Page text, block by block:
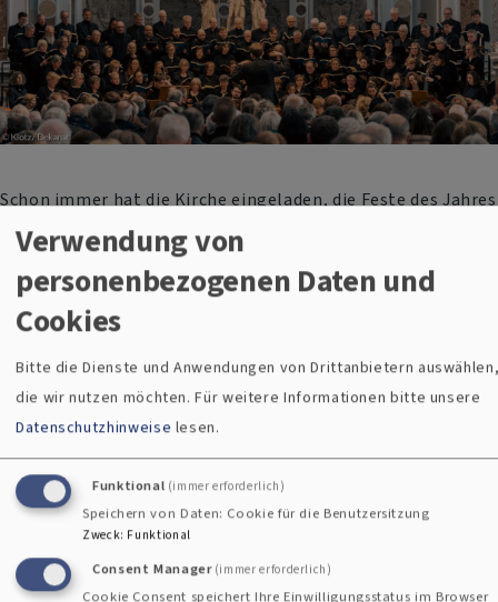
Schon immer hat die Kirche eingeladen, die Feste des Jahres
und des Lebens zu feiern. Vom Advent über Weihnachten,
Passion und Ostern gestalten die Gemeinden vor Ort ihre
Gottesdienste und Feste
Evangelisch-Lutherisches Kirchenarchiv Augsburg
Verwendung von
personenbezogenen Daten und
Cookies
Bitte die Dienste und Anwendungen von Drittanbietern
die wir nutzen möchten.Für weitere Informationen bitte unsere
Datenschutzhinweise lesen.
Funktional (immer erforderlich)
Speichern von Daten: Cookie für die Benutzersitzung
Zweck: Funktional
Consent Manager (immer erforderlich)
Cookie Consent speichert Ihre Einwilligungsstatus im Browser